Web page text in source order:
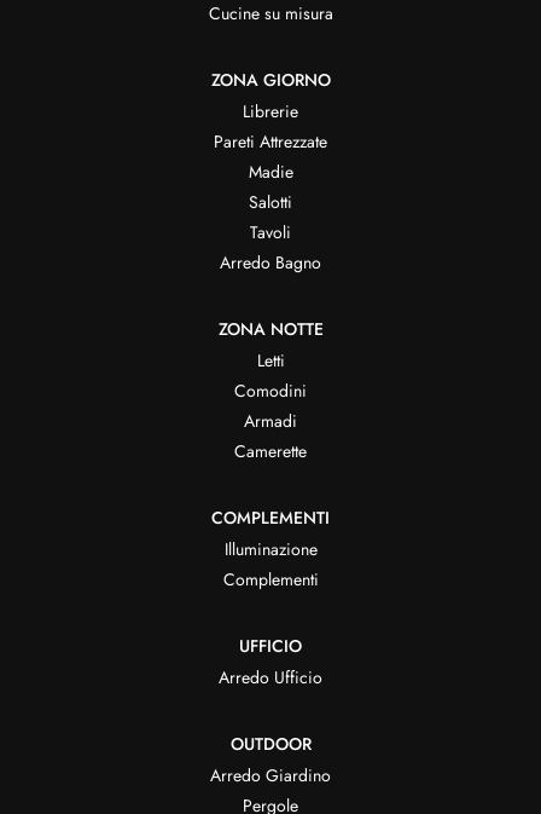
Cucine su misura
ZONA GIORNO
Librerie
Pareti Attrezzate
Madie
Salotti
Tavoli
Arredo Bagno
ZONA NOTTE
Letti
Comodini
Armadi
Camerette
COMPLEMENTI
Illuminazione
Complementi
UFFICIO
Arredo Ufficio
OUTDOOR
Arredo Giardino
Pergole